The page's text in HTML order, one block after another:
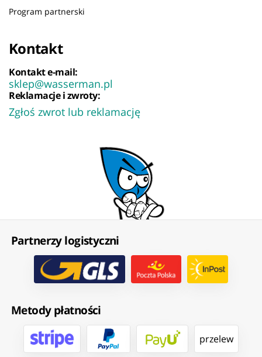
Program partnerski
Kontakt
Kontakt e-mail:
sklep@wasserman.pl
Reklamacje i zwroty:
Zgłoś zwrot lub reklamację
Partnerzy logistyczni
Metody płatności
przelew